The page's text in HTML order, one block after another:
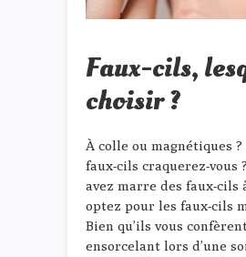
Faux-cils,
choisir ?
À colle ou magnétiques
faux-cils craquerez-vous
avez marre des faux-cils
optez pour les faux-cils
Bien qu’ils vous
ensorcelant lors d’une